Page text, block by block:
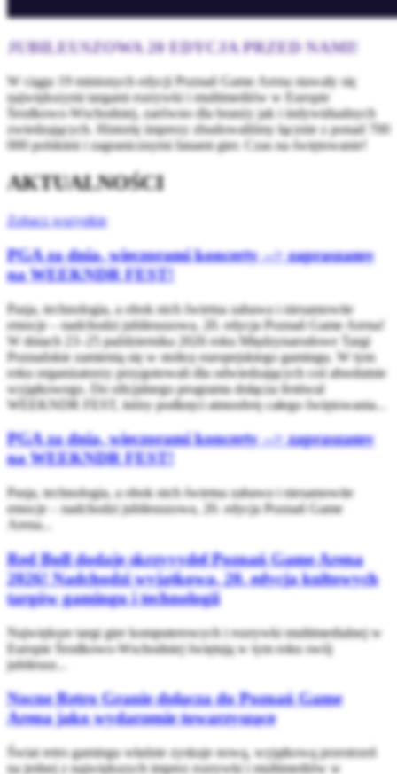
JUBILEUSZOWA 20 EDYCJA PRZED NAMI!
W ciągu 19 minionych edycji Poznań Game Arena stawały się
największymi targami rozrywki i multimediów w Europie
Środkowo-Wschodniej, zarówno dla branży jak i indywidualnych
zwiedzających. Historię imprezy zbudowaliśmy łącznie z ponad 700
000 polskimi i zagranicznymi fanami gier. Czas na świętowanie!
AKTUALNOŚCI
Zobacz wszystkie
PGA za dnia, wieczorami koncerty --> zapraszamy
na WEEKNDR FEST!
Pasja, technologia, a obok nich świetna zabawa i niesamowite
emocje – nadchodzi jubileuszowa, 20. edycja Poznań Game Arena!
W dniach 23–25 października 2026 roku Międzynarodowe Targi
Poznańskie zamienią się w stolicę europejskiego gamingu. W tym
roku organizatorzy przygotowali dla odwiedzających coś absolutnie
wyjątkowego. Do oficjalnego programu dołącza festiwal
WEEKNDR FEST, który podkręci atmosferę całego świętowania...
PGA za dnia, wieczorami koncerty --> zapraszamy
na WEEKNDR FEST!
Pasja, technologia, a obok nich świetna zabawa i niesamowite
emocje – nadchodzi jubileuszowa, 20. edycja Poznań Game
Arena...
Red Bull dodaje skrzyyydeł Poznań Game Arena
2026! Nadchodzi wyjątkowa, 20. edycja kultowych
targów gamingu i technologii
Największe targi gier komputerowych i rozrywki multimedialnej w
Europie Środkowo-Wschodniej świętują w tym roku swój
jubileusz...
Nocne Retro Granie dołącza do Poznań Game
Arena jako wydarzenie towarzyszące
Świat retro gamingu właśnie zyskuje nową, wyjątkową przestrzeń
na jednej z największych imprez rozrywki i multimediów w